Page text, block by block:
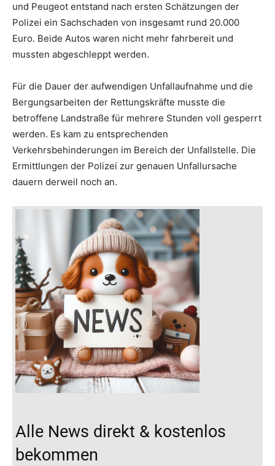
und Peugeot entstand nach ersten Schätzungen der
Polizei ein Sachschaden von insgesamt rund 20.000
Euro. Beide Autos waren nicht mehr fahrbereit und
mussten abgeschleppt werden.
Für die Dauer der aufwendigen Unfallaufnahme und die
Bergungsarbeiten der Rettungskräfte musste die
betroffene Landstraße für mehrere Stunden voll gesperrt
werden. Es kam zu entsprechenden
Verkehrsbehinderungen im Bereich der Unfallstelle. Die
Ermittlungen der Polizei zur genauen Unfallursache
dauern derweil noch an.
Alle News direkt & kostenlos
bekommen